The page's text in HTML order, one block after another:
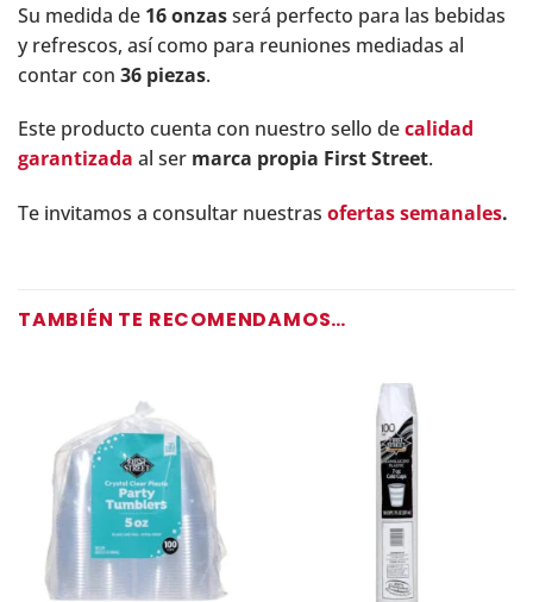
Su medida de 16 onzasserá perfecto para las bebidas
y refrescos, así como para reuniones mediadas al
contar con 36 piezas.
Este producto cuenta con nuestro sello decalidad
garantizada al ser marca propia First Street.
Te invitamos a consultar nuestras ofertas semanales.
TAMBIÉN TE RECOMENDAMOS…